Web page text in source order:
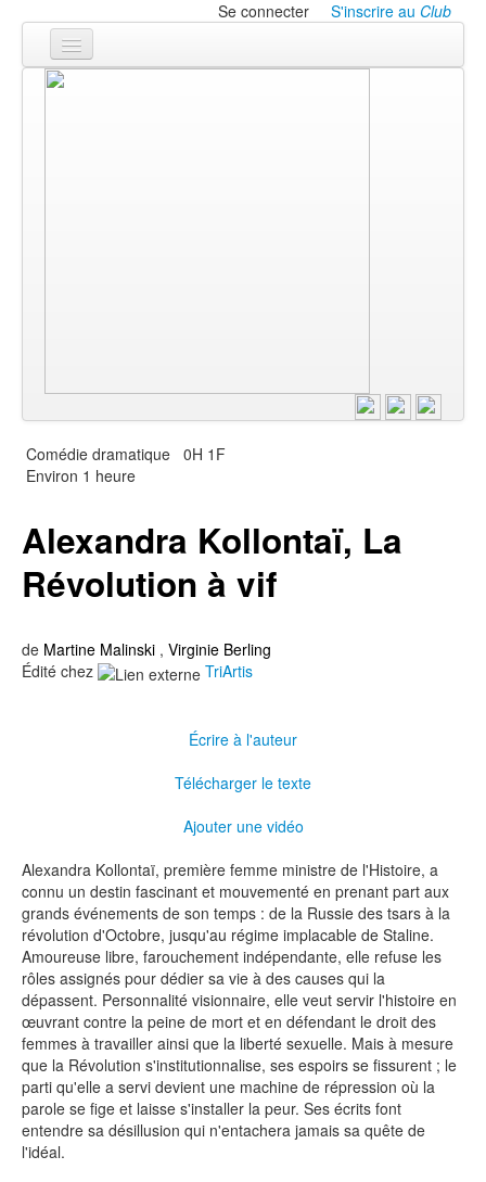
Se connecter S'inscrire au Club
Accueil
Comédie dramatique 0H 1F
Environ 1 heure
Alexandra Kollontaï, La
Révolution à vif
de Martine Malinski , Virginie Berling
Édité chez
TriArtis
Écrire à l'auteur
Télécharger le texte
Ajouter une vidéo
Alexandra Kollontaï, première femme ministre de l'Histoire, a
connu un destin fascinant et mouvementé en prenant part aux
grands événements de son temps : de la Russie des tsars à la
révolution d'Octobre, jusqu'au régime implacable de Staline.
Amoureuse libre, farouchement indépendante, elle refuse les
rôles assignés pour dédier sa vie à des causes qui la
dépassent. Personnalité visionnaire, elle veut servir l'histoire en
œuvrant contre la peine de mort et en défendant le droit des
femmes à travailler ainsi que la liberté sexuelle. Mais à mesure
que la Révolution s'institutionnalise, ses espoirs se fissurent ; le
parti qu'elle a servi devient une machine de répression où la
parole se fige et laisse s'installer la peur. Ses écrits font
entendre sa désillusion qui n'entachera jamais sa quête de
l'idéal.